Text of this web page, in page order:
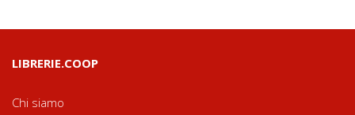
LIBRERIE.COOP
Chi siamo